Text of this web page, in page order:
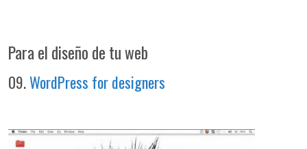
Para el diseño de tu web
09.WordPress for designers